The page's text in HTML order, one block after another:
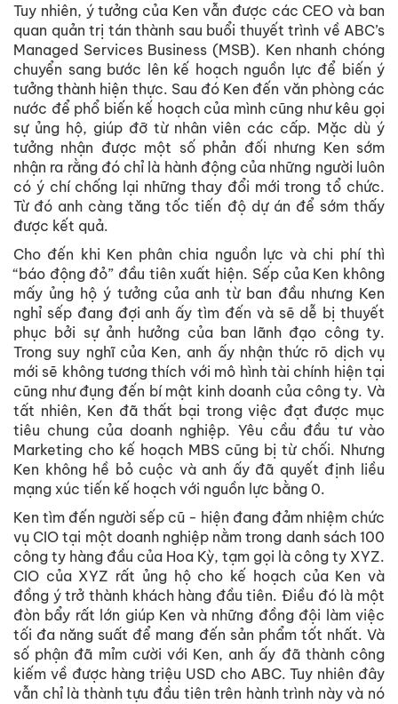
Tuy nhiên, ý tưởng của Ken vẫn được các CEO và ban
quan quản trị tán thành sau buổi thuyết trình về ABC’s
Managed Services Business (MSB). Ken nhanh chóng
chuyển sang bước lên kế hoạch nguồn lực để biến ý
tưởng thành hiện thực. Sau đó Ken đến văn phòng các
nước để phổ biến kế hoạch của mình cũng như kêu gọi
sự ủng hộ, giúp đỡ từ nhân viên các cấp. Mặc dù ý
tưởng nhận được một số phản đối nhưng Ken sớm
nhận ra rằng đó chỉ là hành động của những người luôn
có ý chí chống lại những thay đổi mới trong tổ chức.
Từ đó anh càng tăng tốc tiến độ dự án để sớm thấy
được kết quả.
Cho đến khi Ken phân chia nguồn lực và chi phí thì
“báo động đỏ” đầu tiên xuất hiện. Sếp của Ken không
mấy ủng hộ ý tưởng của anh từ ban đầu nhưng Ken
nghỉ sếp đang đợi anh ấy tìm đến và sẽ dễ bị thuyết
phục bởi sự ảnh hưởng của ban lãnh đạo công ty.
Trong suy nghĩ của Ken, anh ấy nhận thức rõ dịch vụ
mới sẽ không tương thích với mô hình tài chính hiện tại
cũng như đụng đến bí mật kinh doanh của công ty. Và
tất nhiên, Ken đã thất bại trong việc đạt được mục
tiêu chung của doanh nghiệp. Yêu cầu đầu tư vào
Marketing cho kế hoạch MBS cũng bị từ chối. Nhưng
Ken không hề bỏ cuộc và anh ấy đã quyết định liều
mạng xúc tiến kế hoạch với nguồn lực bằng 0.
Ken tìm đến người sếp cũ - hiện đang đảm nhiệm chức
vụ CIO tại một doanh nghiệp nằm trong danh sách 100
công ty hàng đầu của Hoa Kỳ, tạm gọi là công ty XYZ.
CIO của XYZ rất ủng hộ cho kế hoạch của Ken và
đồng ý trở thành khách hàng đầu tiên. Điều đó là một
đòn bẩy rất lớn giúp Ken và những đồng đội làm việc
tối đa năng suất để mang đến sản phẩm tốt nhất. Và
số phận đã mỉm cười với Ken, anh ấy đã thành công
kiếm về được hàng triệu USD cho ABC. Tuy nhiên đây
vẫn chỉ là thành tựu đầu tiên trên hành trình này và nó